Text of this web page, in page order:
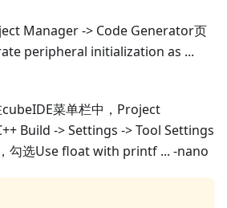
Manager -> Code Generator页
peripheral initialization as ...
cubeIDE菜单栏中，Project
Build -> Settings -> Tool Settings
勾选Use float with printf ... -nano